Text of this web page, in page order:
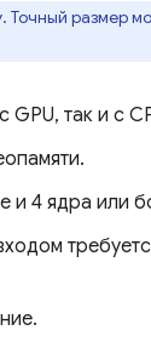
размер
GPU, так и с
и 4 ядра или